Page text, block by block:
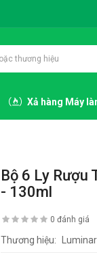
Xả hàng Máy
Bộ 6 Ly Rượu
- 130ml
0 đánh giá
Thương hiệu: